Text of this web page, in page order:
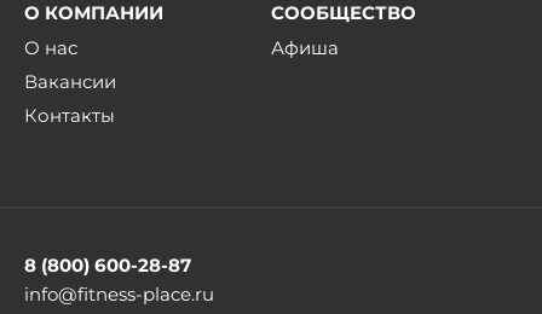
О КОМПАНИИ
О нас
Вакансии
Контакты
СООБЩЕСТВО
Афиша
8 (800) 600-28-87
info@fitness-place.ru